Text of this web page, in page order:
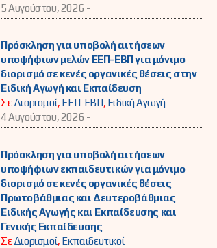
5 Αυγούστου, 2026 -
Πρόσκληση για υποβολή αιτήσεων
υποψήφιων μελών ΕΕΠ-ΕΒΠ για μόνιμο
διορισμό σε κενές οργανικές θέσεις στην
Ειδική Αγωγή και Εκπαίδευση
ΣεΔιορισμοί, ΕΕΠ-ΕΒΠ, Ειδική Αγωγή
4 Αυγούστου, 2026 -
Πρόσκληση για υποβολή αιτήσεων
υποψήφιων εκπαιδευτικών για μόνιμο
διορισμό σε κενές οργανικές θέσεις
Πρωτοβάθμιας και Δευτεροβάθμιας
Ειδικής Αγωγής και Εκπαίδευσης και
Γενικής Εκπαίδευσης
ΣεΔιορισμοί, Εκπαιδευτικοί